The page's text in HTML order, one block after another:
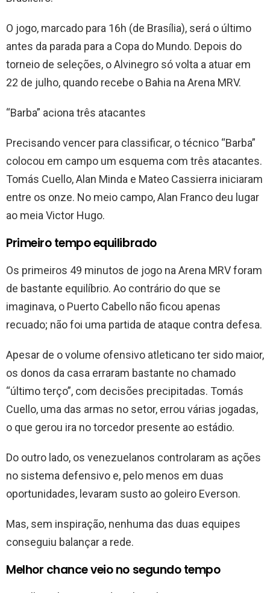
O jogo, marcado para 16h (de Brasília), será o último
antes da parada para a Copa do Mundo. Depois do
torneio de seleções, o Alvinegro só volta a atuar em
22 de julho, quando recebe o Bahia na Arena MRV.
“Barba” aciona três atacantes
Precisando vencer para classificar, o técnico “Barba”
colocou em campo um esquema com três atacantes.
Tomás Cuello, Alan Minda e Mateo Cassierra iniciaram
entre os onze. No meio campo, Alan Franco deu lugar
ao meia Victor Hugo.
Primeiro tempo equilibrado
Os primeiros 49 minutos de jogo na Arena MRV foram
de bastante equilíbrio. Ao contrário do que se
imaginava, o Puerto Cabello não ficou apenas
recuado; não foi uma partida de ataque contra defesa.
Apesar de o volume ofensivo atleticano ter sido maior,
os donos da casa erraram bastante no chamado
“último terço”, com decisões precipitadas. Tomás
Cuello, uma das armas no setor, errou várias jogadas,
o que gerou ira no torcedor presente ao estádio.
Do outro lado, os venezuelanos controlaram as ações
no sistema defensivo e, pelo menos em duas
oportunidades, levaram susto ao goleiro Everson.
Mas, sem inspiração, nenhuma das duas equipes
conseguiu balançar a rede.
Melhor chance veio no segundo tempo